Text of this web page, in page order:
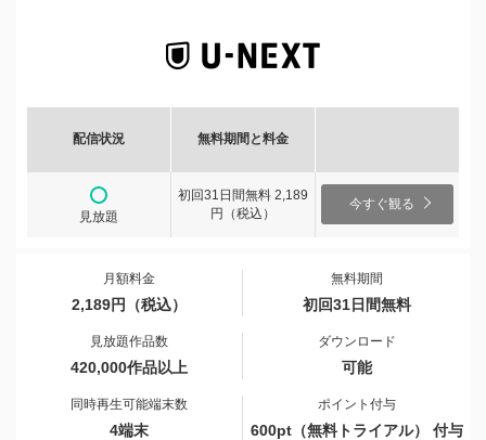
配信状況 無料期間と料金
見放題
初回31日間無料 2,189
円（税込）
今すぐ観る
月額料金
2,189円（税込）
無料期間
初回31日間無料
見放題作品数
420,000作品以上
ダウンロード
可能
同時再生可能端末数
4端末
ポイント付与
600pt（無料トライアル） 付与